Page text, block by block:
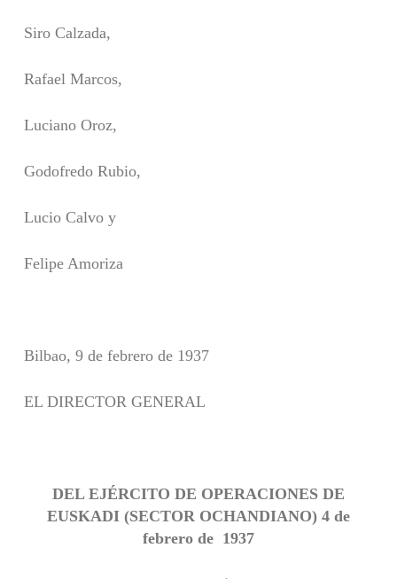
Siro Calzada,
Rafael Marcos,
Luciano Oroz,
Godofredo Rubio,
Lucio Calvo y
Felipe Amoriza
Bilbao, 9 de febrero de 1937
EL DIRECTOR GENERAL
DEL EJÉRCITO DE OPERACIONES DE
EUSKADI (SECTOR OCHANDIANO) 4 de
febrero de 1937